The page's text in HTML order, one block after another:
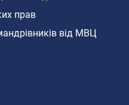
прав
від МВЦ